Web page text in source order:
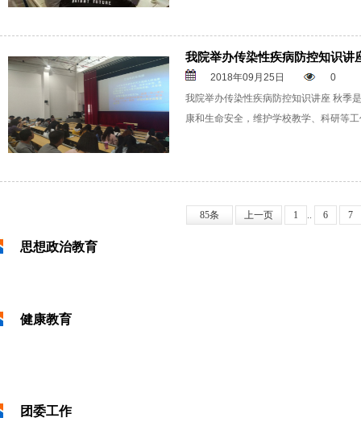
我院举办传染性疾病防控知识讲
2018年09月25日
0
我院举办传染性疾病防控知识讲座 秋季
康和生命安全，维护学校教学、科研等
85条 上一页 1 .. 6 7
思想政治教育
健康教育
团委工作